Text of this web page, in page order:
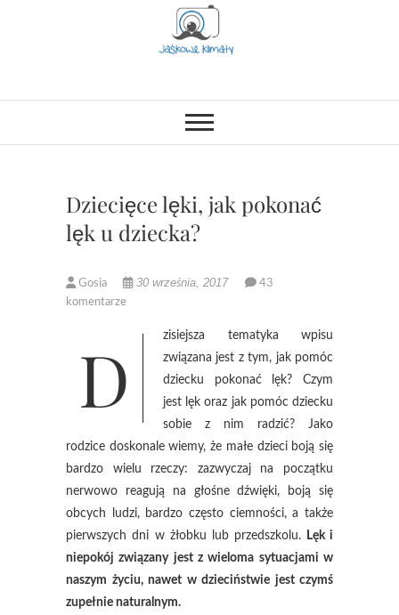
Jaśkowe klimaty-
Blog rodzicielsko-
lifestylowy
CIEKAWE PROJEKTY DIY Z
Dziecięce lęki, jak pokonać
lęk u dziecka?
Gosia 30 września, 2017
43
komentarze
Dzisiejsza tematyka wpisu
związana jest z tym, jak pomóc
dziecku pokonać lęk? Czym
jest lęk oraz jak pomóc dziecku
sobie z nim radzić? Jako
rodzice doskonale wiemy, że małe dzieci boją się
bardzo wielu rzeczy: zazwyczaj na początku
nerwowo reagują na głośne dźwięki, boją się
obcych ludzi, bardzo często ciemności, a także
pierwszych dni w żłobku lub przedszkolu. Lęk i
niepokój związany jest z wieloma sytuacjami w
naszym życiu, nawet w dzieciństwie jest czymś
zupełnie naturalnym.